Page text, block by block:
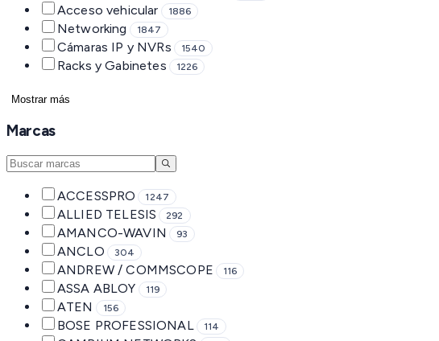
Acceso vehicular 1886
Networking 1847
Cámaras IP y NVRs 1540
Racks y Gabinetes 1226
Mostrar más
Marcas
ACCESSPRO 1247
ALLIED TELESIS 292
AMANCO-WAVIN 93
ANCLO 304
ANDREW / COMMSCOPE 116
ASSA ABLOY 119
ATEN 156
BOSE PROFESSIONAL 114